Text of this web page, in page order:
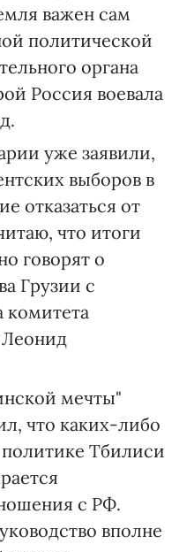
важен сам
политической
органа
Россия воевала
уже заявили,
выборов в
отказаться от
что итоги
говорят о
Грузии с
комитета
мечты"
что каких-либо
Тбилиси
с РФ.
вполне